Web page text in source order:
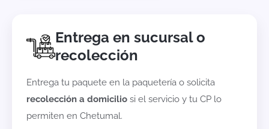
Entrega en sucursal o
recolección
Entrega tu paquete en la paquetería o solicita
recolección a domicilio si el servicio y tu CP lo
permiten en Chetumal.